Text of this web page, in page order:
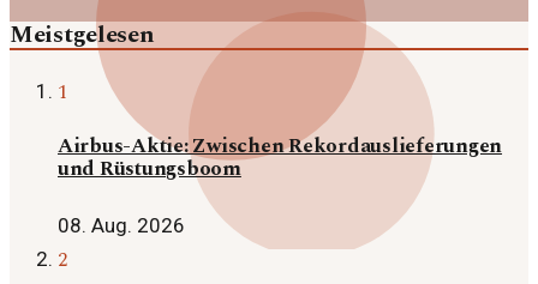
Meistgelesen
1
Airbus-Aktie: Zwischen Rekordauslieferungen
und Rüstungsboom
08. Aug. 2026
2